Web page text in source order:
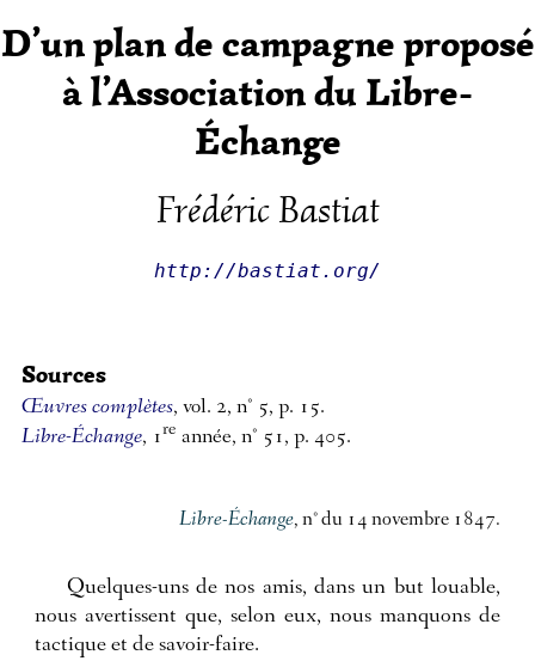
D’un plan de campagne proposé
à l’Association du Libre-
Échange
Frédéric Bastiat
http://bastiat.org/
Sources
Œuvres complètes, vol. 2, n° 5, p. 15.
Libre-Échange, 1re année, n° 51, p. 405.
Libre-Échange, n° du 14 novembre 1847.
Quelques-uns de nos amis, dans un but louable,
nous avertissent que, selon eux, nous manquons de
tactique et de savoir-faire.